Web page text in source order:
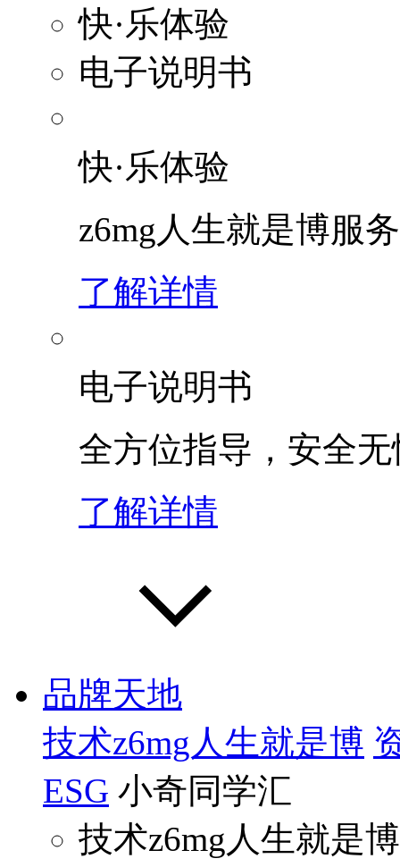
快·乐体验
电子说明书
快·乐体验
z6mg人生就是博服
了解详情
电子说明书
全方位指导，安全
了解详情
品牌天地
技术z6mg人生就是博
ESG 小奇同学汇
技术z6mg人生就是博